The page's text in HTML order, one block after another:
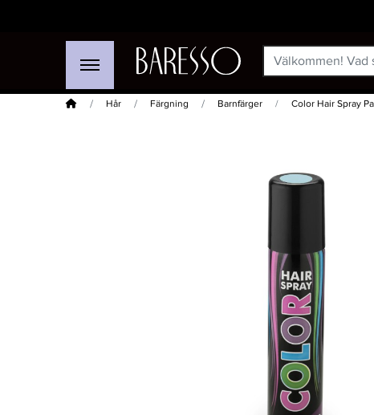
Hem Hår Färgning Barnfärger Color Hair Spray